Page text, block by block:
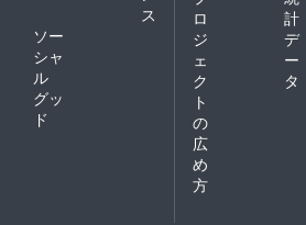
ス
ソー
シャ
ル
グッ
ド
ロ
ジ
ェ
ク
ト
の
広
め
方
計
デ
ー
タ